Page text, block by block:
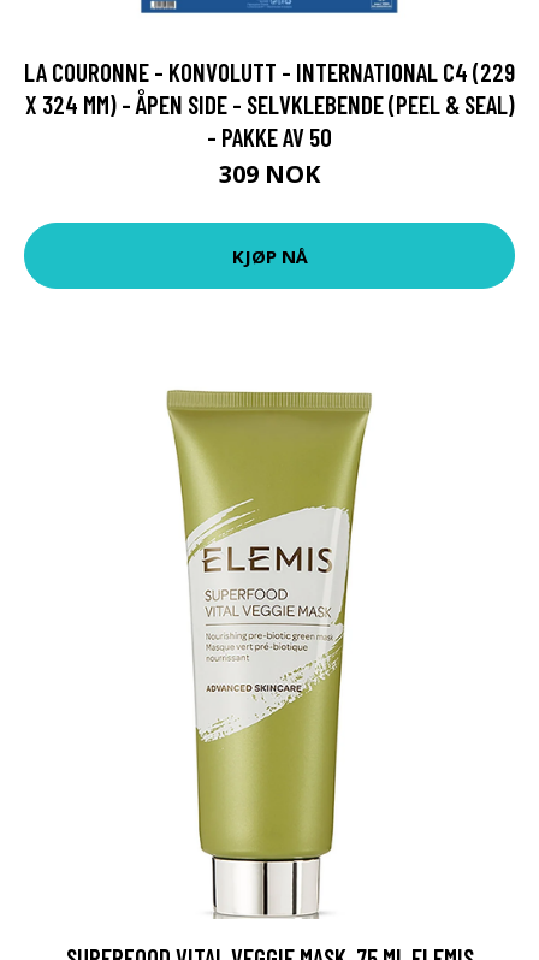
LA COURONNE - KONVOLUTT - INTERNATIONAL C4 (229
X 324 MM) - ÅPEN SIDE - SELVKLEBENDE (PEEL & SEAL)
- PAKKE AV 50
309 NOK
KJØP NÅ